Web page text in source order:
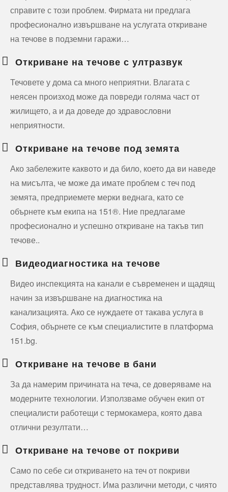
справите с този проблем. Фирмата ни предлага
професионално извършване на услугата откриване
на течове в подземни гаражи…
Откриване на течове с ултразвук
Течовете у дома са много неприятни. Влагата с
неясен произход може да повреди голяма част от
жилището, а и да доведе до здравословни
неприятности.
Откриване на течове под земята
Ако забележите каквото и да било, което да ви наведе
на мисълта, че може да имате проблем с теч под
земята, предприемете мерки веднага, като се
обърнете към екипа на 151®. Ние предлагаме
професионално и успешно откриване на такъв тип
течове..
Видеодиагностика на течове
Видео инспекцията на канали е съвременен и щадящ
начин за извършване на диагностика на
канализацията. Ако се нуждаете от такава услуга в
София, обърнете се към специалистите в платформа
151.bg.
Откриване на течове в бани
За да намерим причината на теча, се доверяваме на
модерните технологии. Използваме обучен екип от
специалисти работещи с термокамера, която дава
отлични резултати…
Откриване на течове от покриви
Само по себе си откриването на теч от покриви
представлява трудност. Има различни методи, с чиято